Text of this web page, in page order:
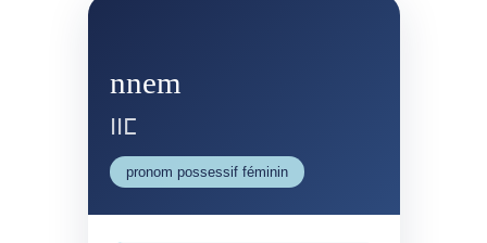
nnem
ⵏⵏⵎ
pronom possessif féminin